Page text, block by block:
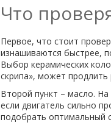
Что
Первое, что стоит
изнашиваются быстрее,
Выбор керамических
скрипа», может продлить
Второй пункт – масло.
если двигатель сильно
подобрать оптимальный